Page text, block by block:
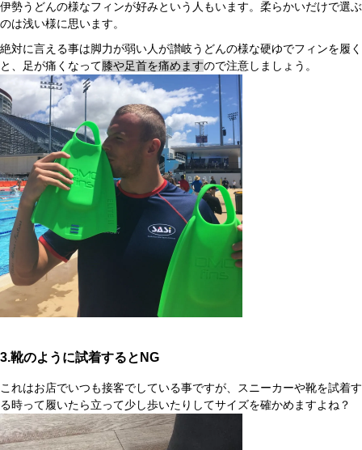
伊勢うどんの様なフィンが好みという人もいます。柔らかいだけで選ぶ
のは浅い様に思います。
絶対に言える事は脚力が弱い人が讃岐うどんの様な硬ゆでフィンを履く
と、足が痛くなって膝や足首を痛めますので注意しましょう。
3.靴のように試着するとNG
これはお店でいつも接客でしている事ですが、スニーカーや靴を試着す
る時って履いたら立って少し歩いたりしてサイズを確かめますよね？